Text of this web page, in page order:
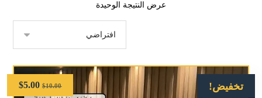
عرض النتيجة الوحيدة
تخفيض! $10.00
$5.00